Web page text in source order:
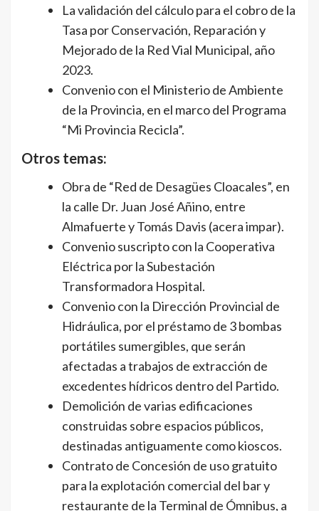
La validación del cálculo para el cobro de la
Tasa por Conservación, Reparación y
Mejorado de la Red Vial Municipal, año
2023.
Convenio con el Ministerio de Ambiente
de la Provincia, en el marco del Programa
“Mi Provincia Recicla”.
Otros temas:
Obra de “Red de Desagües Cloacales”, en
la calle Dr. Juan José Añino, entre
Almafuerte y Tomás Davis (acera impar).
Convenio suscripto con la Cooperativa
Eléctrica por la Subestación
Transformadora Hospital.
Convenio con la Dirección Provincial de
Hidráulica, por el préstamo de 3 bombas
portátiles sumergibles, que serán
afectadas a trabajos de extracción de
excedentes hídricos dentro del Partido.
Demolición de varias edificaciones
construidas sobre espacios públicos,
destinadas antiguamente como kioscos.
Contrato de Concesión de uso gratuito
para la explotación comercial del bar y
restaurante de la Terminal de Ómnibus, a